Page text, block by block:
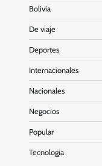
Bolivia
De viaje
Deportes
Internacionales
Nacionales
Negocios
Popular
Tecnologia